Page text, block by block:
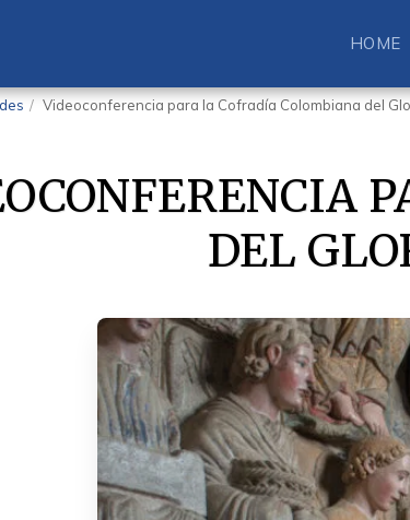
HOME
Videoconferencia para la Cofradía Colombiana del
DEL